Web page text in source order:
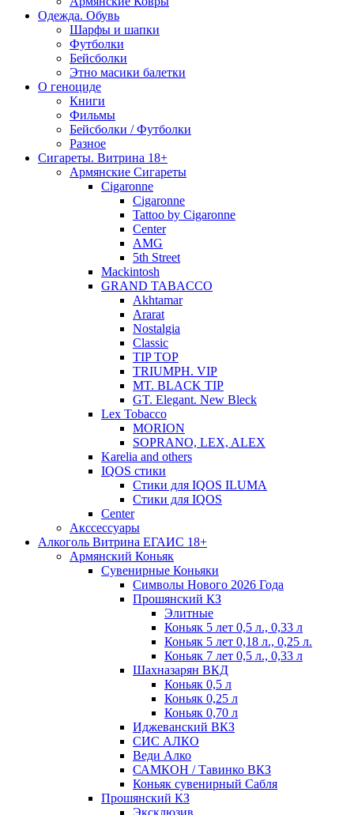
Одежда. Обувь
Шарфы и шапки
Футболки
Бейсболки
Этно масики балетки
О геноциде
Книги
Фильмы
Бейсболки / Футболки
Разное
Сигареты. Витрина 18+
Армянские Сигареты
Cigaronne
Cigaronne
Tattoo by Cigaronne
Center
AMG
5th Street
Mackintosh
GRAND TABACCO
Akhtamar
Ararat
Nostalgia
Classic
TIP TOP
TRIUMPH. VIP
MT. BLACK TIP
GT. Elegant. New Bleck
Lex Tobacco
MORION
SOPRANO, LEX, ALEX
Karelia and others
IQOS стики
Стики для IQOS ILUMA
Стики для IQOS
Сenter
Акссессуары
Алкоголь Витрина ЕГАИС 18+
Армянский Коньяк
Сувенирные Коньяки
Символы Нового 2026 Года
Прошянский КЗ
Элитные
Коньяк 5 лет 0,5 л., 0,33 л
Коньяк 5 лет 0,18 л., 0,25 л.
Коньяк 7 лет 0,5 л., 0,33 л
Шахназарян ВКД
Коньяк 0,5 л
Коньяк 0,25 л
Коньяк 0,70 л
Иджеванский ВКЗ
СИС АЛКО
Веди Алко
САМКОН / Тавинко ВКЗ
Коньяк сувенирный Сабля
Прошянский КЗ
Эксклюзив